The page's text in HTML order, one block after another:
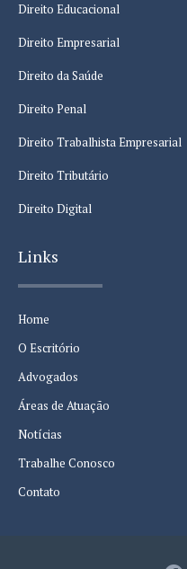
Direito Educacional
Direito Empresarial
Direito da Saúde
Direito Penal
Direito Trabalhista Empresarial
Direito Tributário
Direito Digital
Links
Home
O Escritório
Advogados
Áreas de Atuação
Notícias
Trabalhe Conosco
Contato